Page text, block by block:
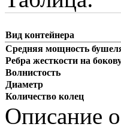
Вид контейнера
Средняя мощность
Ребра жесткости на
Волнистость
Диаметр
Количество колец
Описание